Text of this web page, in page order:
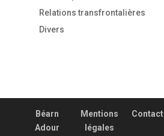
Relations transfrontalières
Divers
Béarn
Adour
Mentions
légales
Contact